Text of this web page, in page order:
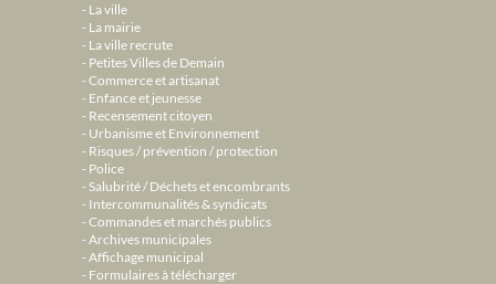
La ville
La mairie
La ville recrute
Petites Villes de Demain
Commerce et artisanat
Enfance et jeunesse
Recensement citoyen
Urbanisme et Environnement
Risques / prévention / protection
Police
Salubrité / Déchets et encombrants
Intercommunalités & syndicats
Commandes et marchés publics
Archives municipales
Affichage municipal
Formulaires à télécharger